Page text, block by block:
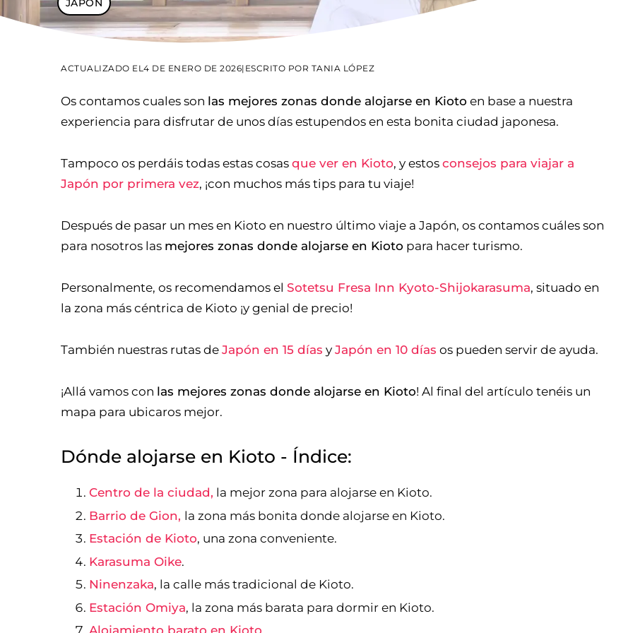
ACTUALIZADO EL4 DE ENERO DE 2026| ESCRITO POR TANIA LÓPEZ
Os contamos cuales son las mejores zonas donde alojarse en Kioto en base a nuestra
experiencia para disfrutar de unos días estupendos en esta bonita ciudad japonesa.
Tampoco os perdáis todas estas cosasque ver en Kioto, y estosconsejos para viajar a
Japón por primera vez, ¡con muchos más tips para tu viaje!
Después de pasar un mes en Kioto en nuestro último viaje a Japón, os contamos cuáles son
para nosotros las mejores zonas donde alojarse en Kioto para hacer turismo.
Personalmente, os recomendamos elSotetsu Fresa Inn Kyoto-Shijokarasuma, situado en
la zona más céntrica de Kioto ¡y genial de precio!
También nuestras rutas deJapón en 15 días yJapón en 10 días os pueden servir de ayuda.
¡Allá vamos con las mejores zonas donde alojarse en Kioto! Al final del artículo tenéis un
mapa para ubicaros mejor.
Dónde alojarse en Kioto - Índice:
Centro de la ciudad, la mejor zona para alojarse en Kioto.
Barrio de Gion, la zona más bonita donde alojarse en Kioto.
Estación de Kioto, una zona conveniente.
Karasuma Oike.
Ninenzaka, la calle más tradicional de Kioto.
Estación Omiya, la zona más barata para dormir en Kioto.